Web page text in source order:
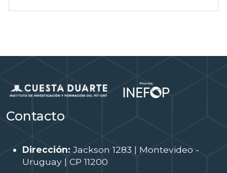
Contacto
Dirección: Jackson 1283 | Montevideo -
Uruguay | CP 11200